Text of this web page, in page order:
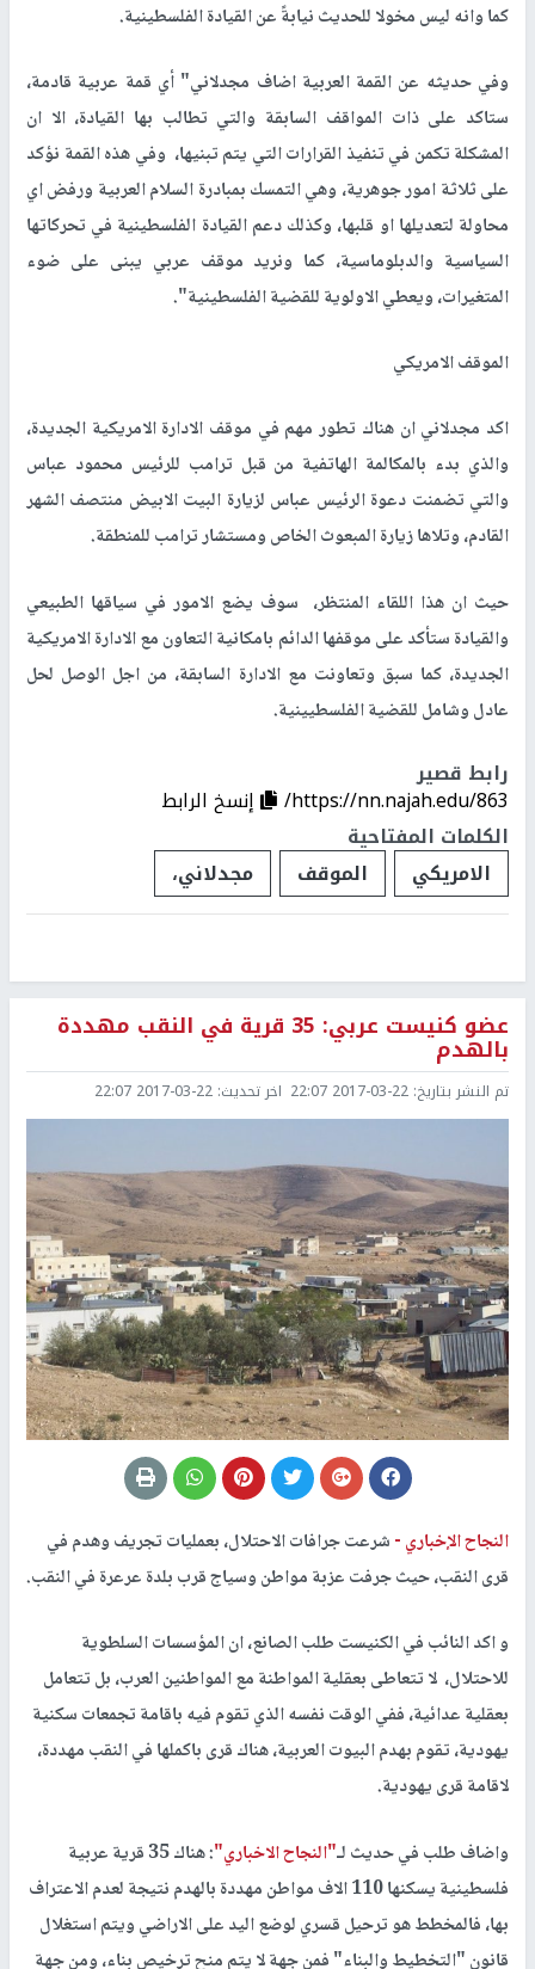
كما وانه ليس مخولا للحديث نيابةً عن القيادة الفلسطينية.
وفي حديثه عن القمة العربية اضاف مجدلاني" أي قمة عربية قادمة،
ستاكد على ذات المواقف السابقة والتي تطالب بها القيادة، الا ان
المشكلة تكمن في تنفيذ القرارات التي يتم تبنيها، وفي هذه القمة نؤكد
على ثلاثة امور جوهرية، وهي التمسك بمبادرة السلام العربية ورفض اي
محاولة لتعديلها او قلبها، وكذلك دعم القيادة الفلسطينية في تحركاتها
السياسية والدبلوماسية، كما ونريد موقف عربي يبنى على ضوء
المتغيرات، ويعطي الاولوية للقضية الفلسطينية".
الموقف الامريكي
اكد مجدلاني ان هناك تطور مهم في موقف الادارة الامريكية الجديدة،
والذي بدء بالمكالمة الهاتفية من قبل ترامب للرئيس محمود عباس
والتي تضمنت دعوة الرئيس عباس لزيارة البيت الابيض منتصف الشهر
القادم، وتلاها زيارة المبعوث الخاص ومستشار ترامب للمنطقة.
حيث ان هذا اللقاء المنتظر، سوف يضع الامور في سياقها الطبيعي
والقيادة ستأكد على موقفها الدائم بامكانية التعاون مع الادارة الامريكية
الجديدة، كما سبق وتعاونت مع الادارة السابقة، من اجل الوصل لحل
عادل وشامل للقضية الفلسطيينية.
رابط قصير
https://nn.najah.edu/863/
إنسخ الرابط
الكلمات المفتاحية
الامريكي
الموقف مجدلاني،
عضو كنيست عربي: 35 قرية في النقب مهددة
بالهدم
تم النشر بتاريخ: 2017-03-22 22:07 اخر تحديث: 2017-03-22 22:07
النجاح الإخباري -شرعت جرافات الاحتلال، بعمليات تجريف وهدم في
قرى النقب، حيث جرفت عزبة مواطن وسياج قرب بلدة عرعرة في النقب.
و اكد النائب في الكنيست طلب الصانع، ان المؤسسات السلطوية
للاحتلال، لا تتعاطى بعقلية المواطنة مع المواطنين العرب، بل تتعامل
بعقلية عدائية، ففي الوقت نفسه الذي تقوم فيه باقامة تجمعات سكنية
يهودية، تقوم بهدم البيوت العربية، هناك قرى باكملها في النقب مهددة،
لاقامة قرى يهودية.
واضاف طلب في حديث لـ"النجاح الاخباري"
: هناك 35 قرية عربية
فلسطينية يسكنها 110 الاف مواطن مهددة بالهدم نتيجة لعدم الاعتراف
بها، فالمخطط هو ترحيل قسري لوضع اليد على الاراضي ويتم استغلال
قانون "التخطيط والبناء" فمن جهة لا يتم منح ترخيص بناء، ومن جهة